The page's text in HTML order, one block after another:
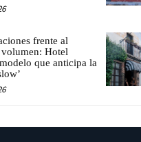
frente al
Hotel
que anticipa la